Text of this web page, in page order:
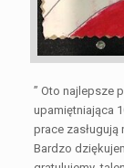
” Oto najlepsze
upamiętniająca
prace zasługują
Bardzo